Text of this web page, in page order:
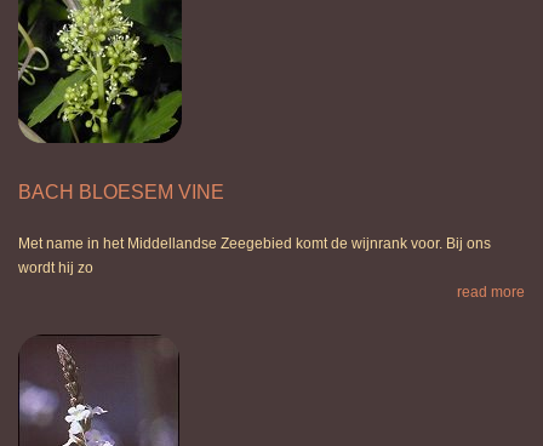
BACH BLOESEM VINE
Met name in het Middellandse Zeegebied komt de wijnrank voor. Bij ons
wordt hij zo
read more